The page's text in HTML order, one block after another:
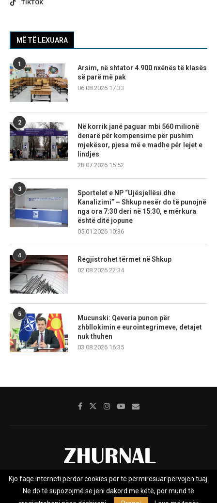
TIKTOK
MË TË LEXUARA
1
Arsim, në shtator 4.900 nxënës të klasës
së parë më pak
06.08.2026 17:33
2
Në korrik janë paguar mbi 560 milionë
denarë për kompensime për pushim
mjekësor, pjesa më e madhe për lejet e
lindjes
28.07.2026 15:52
3
Sportelet e NP “Ujësjellësi dhe
Kanalizimi” – Shkup nesër do të punojnë
nga ora 7:30 deri në 15:30, e mërkura
është ditë jopune
05.01.2026 10:36
4
Regjistrohet tërmet në Shkup
02.08.2026 22:34
5
Mucunski: Qeveria punon për
zhbllokimin e eurointegrimeve, detajet
nuk thuhen
03.08.2026 16:35
Rreth nesh Impresumi Marketing
Privacy Policy
Kjo faqe interneti përdor cookies për të përmirësuar përvojën tuaj.
Ne do të supozojmë se jeni dakord me këtë, por mund të